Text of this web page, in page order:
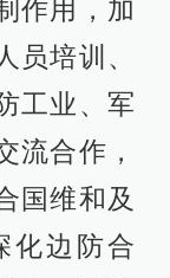
作用，加
员培训、
工业、军
流合作，
国维和及
化边防合